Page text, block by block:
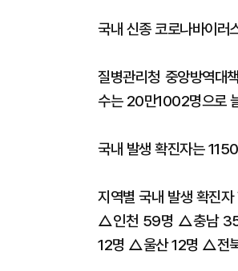
국내 신종 코로나바이러
질병관리청 중앙방역대
수는 20만1002명으로
국내 발생 확진자는
지역별 국내 발생 확
△인천 59명 △충남
12명 △울산 12명 △전